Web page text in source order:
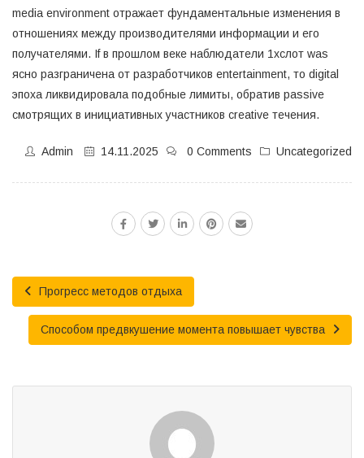
media environment отражает фундаментальные изменения в
отношениях между производителями информации и его
получателями. If в прошлом веке наблюдатели 1хслот was
ясно разграничена от разработчиков entertainment, то digital
эпоха ликвидировала подобные лимиты, обратив passive
смотрящих в инициативных участников creative течения.
Admin 14.11.2025 Uncategorized
0 Comments
Прогресс методов отдыха
Способом предвкушение момента повышает чувства